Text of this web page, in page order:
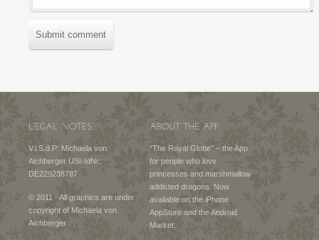
Submit comment
V.i.S.d.P: Michaela von
Aichberger USt-IdNr.:
DE229238787
© 2011 - All graphics are under
copyright of Michaela von
Aichberger
“The Royal Globe” – the App
for people who love
princesses and marshmallow
addicted dragons. Now
available on the iPhone
AppStore and the Android
Market.